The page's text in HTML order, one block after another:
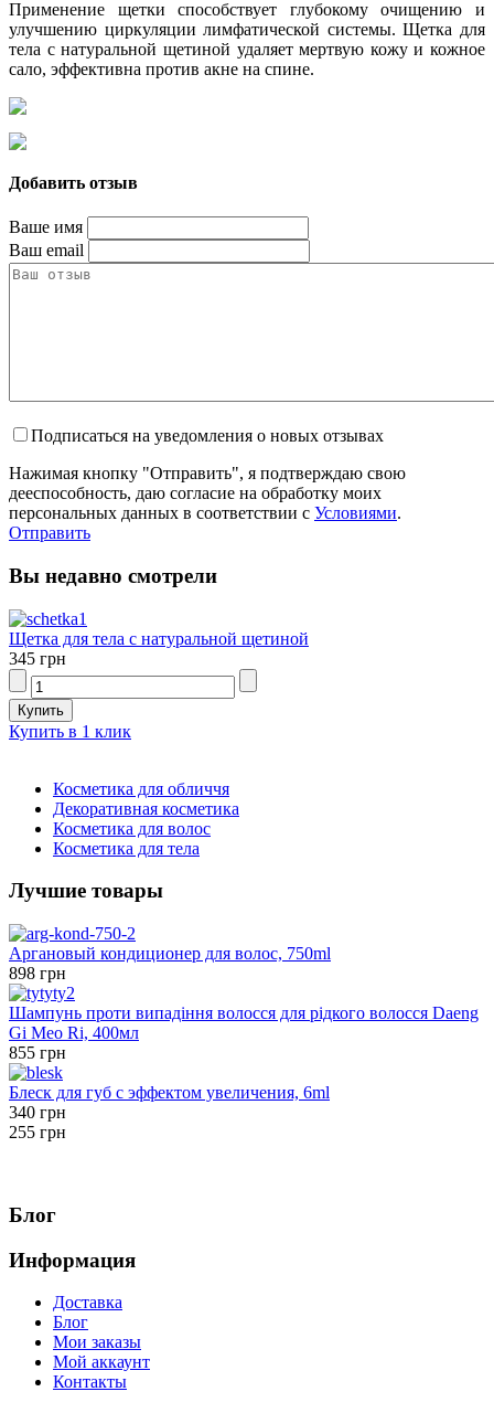
Применение щетки способствует глубокому очищению и
улучшению циркуляции лимфатической системы. Щетка для
тела с натуральной щетиной удаляет мертвую кожу и кожное
сало, эффективна против акне на спине.
Добавить отзыв
Ваше имя
Ваш email
Подписаться на уведомления о новых отзывах
Нажимая кнопку "Отправить", я подтверждаю свою
дееспособность, даю согласие на обработку моих
персональных данных в соответствии с Условиями.
Отправить
Вы недавно смотрели
Щетка для тела с натуральной щетиной
345 грн
Купить в 1 клик
Косметика для обличчя
Декоративная косметика
Косметика для волос
Косметика для тела
Лучшие товары
Аргановый кондиционер для волос, 750ml
898 грн
Шампунь проти випадіння волосся для рідкого волосся Daeng
Gi Meo Ri, 400мл
855 грн
Блеск для губ с эффектом увеличения, 6ml
340 грн
255 грн
Блог
Информация
Доставка
Блог
Мои заказы
Мой аккаунт
Контакты